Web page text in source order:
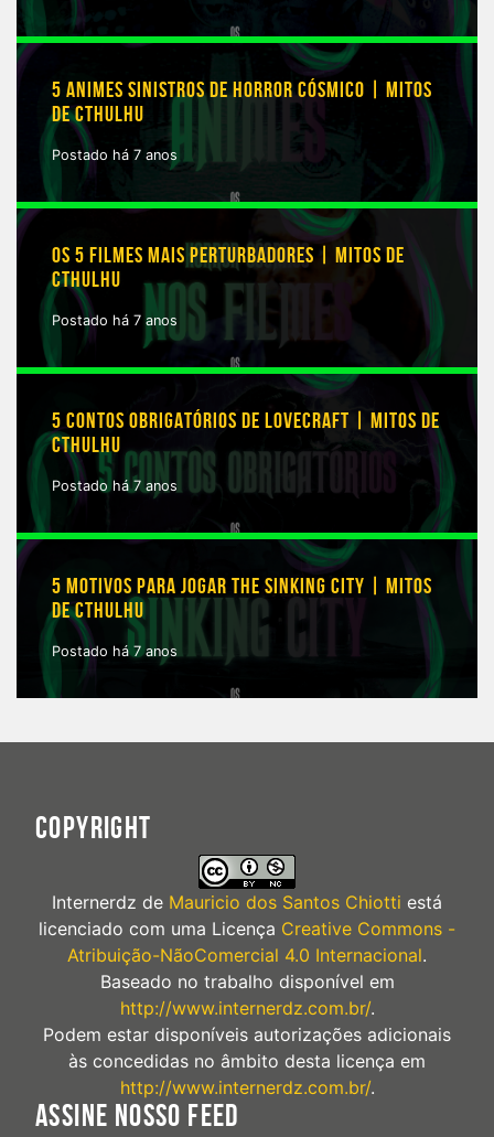
5 ANIMES SINISTROS DE HORROR CÓSMICO | MITOS
DE CTHULHU
Postado há 7 anos
OS 5 FILMES MAIS PERTURBADORES | MITOS DE
CTHULHU
Postado há 7 anos
5 CONTOS OBRIGATÓRIOS DE LOVECRAFT | MITOS DE
CTHULHU
Postado há 7 anos
5 MOTIVOS PARA JOGAR THE SINKING CITY | MITOS
DE CTHULHU
Postado há 7 anos
COPYRIGHT
Internerdz de Mauricio dos Santos Chiotti está
licenciado com uma Licença Creative Commons -
Atribuição-NãoComercial 4.0 Internacional.
Baseado no trabalho disponível em
http://www.internerdz.com.br/.
Podem estar disponíveis autorizações adicionais
às concedidas no âmbito desta licença em
http://www.internerdz.com.br/.
ASSINE NOSSO FEED